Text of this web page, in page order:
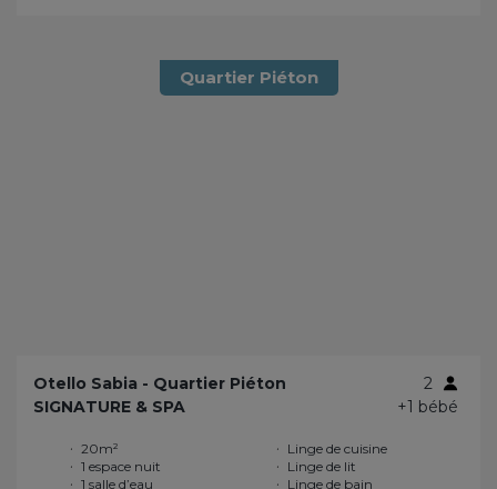
Quartier Piéton
Otello Sabia - Quartier Piéton
2
+1 bébé
SIGNATURE & SPA
20m²
1 espace nuit
1 salle d’eau
Linge de cuisine
Linge de lit
Linge de bain